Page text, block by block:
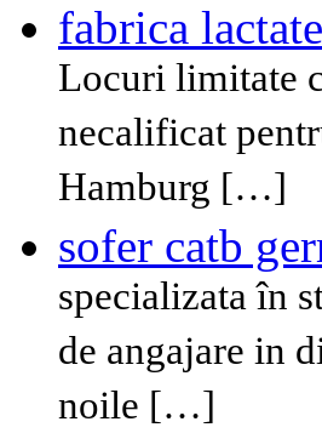
fabrica
Locuri limitate
necalificat
Hamburg […]
sofer catb
specializata în
de angajare in
noile […]